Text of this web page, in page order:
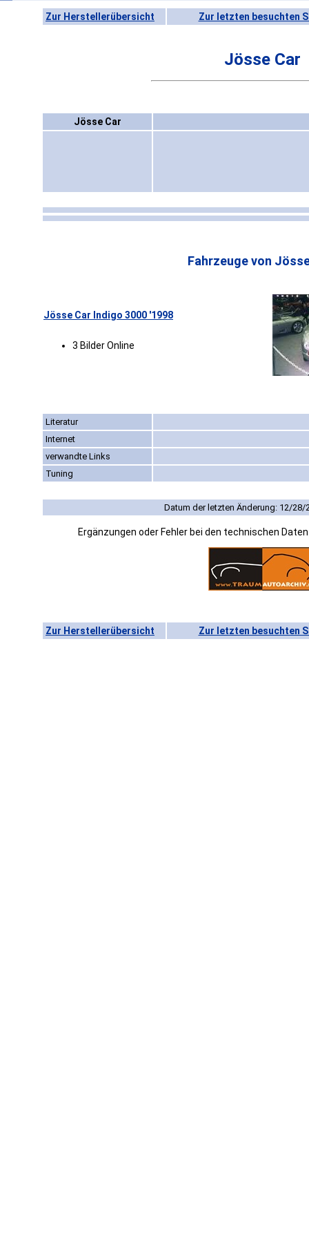
Zur Herstellerübersicht Zur letzten besuchten
Jösse Car
Jösse Car
Fahrzeuge von
Jösse Car Indigo 3000 '1998
3 Bilder Online
Literatur
Internet
verwandte Links
Tuning
Datum der letzten Änderung: 12/28/
Ergänzungen oder Fehler bei den technischen
Zur Herstellerübersicht Zur letzten besuchten